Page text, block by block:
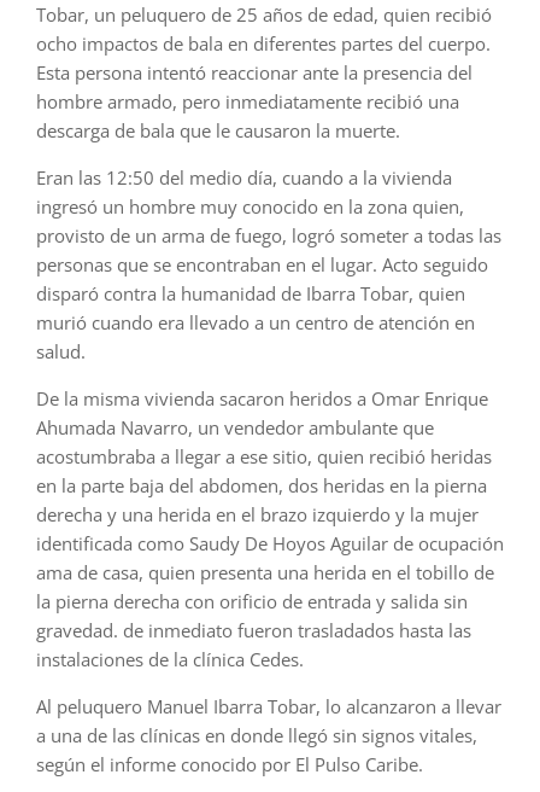
Tobar, un peluquero de 25 años de edad, quien recibió
ocho impactos de bala en diferentes partes del cuerpo.
Esta persona intentó reaccionar ante la presencia del
hombre armado, pero inmediatamente recibió una
descarga de bala que le causaron la muerte.
Eran las 12:50 del medio día, cuando a la vivienda
ingresó un hombre muy conocido en la zona quien,
provisto de un arma de fuego, logró someter a todas las
personas que se encontraban en el lugar. Acto seguido
disparó contra la humanidad de Ibarra Tobar, quien
murió cuando era llevado a un centro de atención en
salud.
De la misma vivienda sacaron heridos a Omar Enrique
Ahumada Navarro, un vendedor ambulante que
acostumbraba a llegar a ese sitio, quien recibió heridas
en la parte baja del abdomen, dos heridas en la pierna
derecha y una herida en el brazo izquierdo y la mujer
identificada como Saudy De Hoyos Aguilar de ocupación
ama de casa, quien presenta una herida en el tobillo de
la pierna derecha con orificio de entrada y salida sin
gravedad. de inmediato fueron trasladados hasta las
instalaciones de la clínica Cedes.
Al peluquero Manuel Ibarra Tobar, lo alcanzaron a llevar
a una de las clínicas en donde llegó sin signos vitales,
según el informe conocido por El Pulso Caribe.